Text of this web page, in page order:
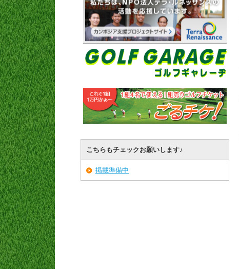
こちらもチェックお願いします♪
掲載準備中